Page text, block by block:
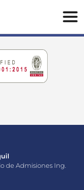
de Admisiones Ing.